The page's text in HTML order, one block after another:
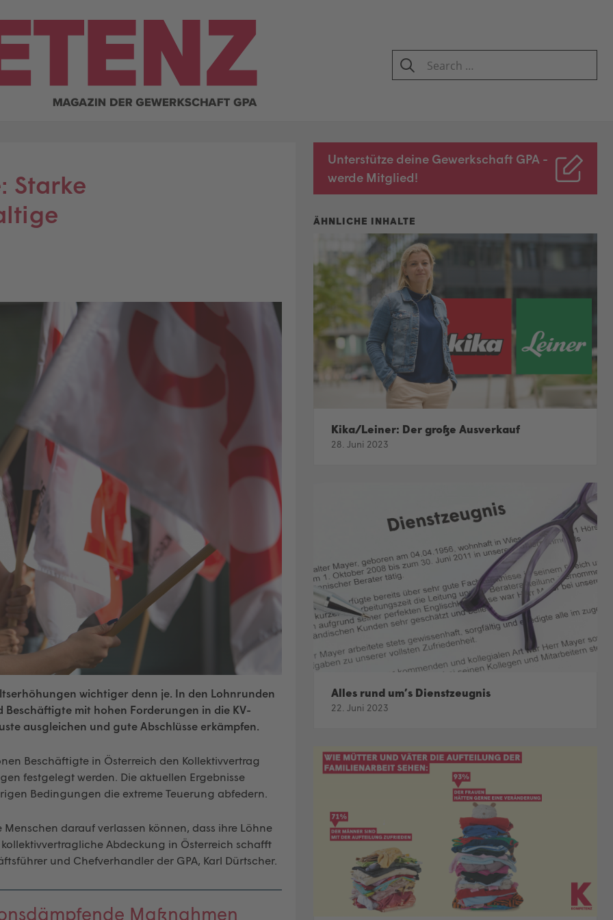
SEARCH
Search
for:
Starke
wichtiger denn je. In den Lohnrunden
mit hohen Forderungen in die KV-
ausgleichen und gute Abschlüsse erkämpfen.
Beschäftigte in Österreich den Kollektivvertrag
festgelegt werden. Die aktuellen Ergebnisse
Bedingungen die extreme Teuerung abfedern.
darauf verlassen können, dass ihre Löhne
Abdeckung in Österreich schafft
und Chefverhandler der GPA, Karl Dürtscher.
Maßnahmen
Unterstütze deine Gewerkschaft GPA -
werde Mitglied!
Kika/Leiner: Der große Ausverkauf
28. Juni 2023
Alles rund um’s Dienstzeugnis
22. Juni 2023